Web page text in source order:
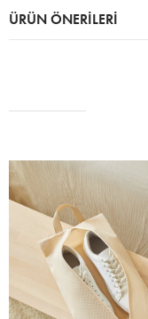
ÜRÜN ÖNERILERI